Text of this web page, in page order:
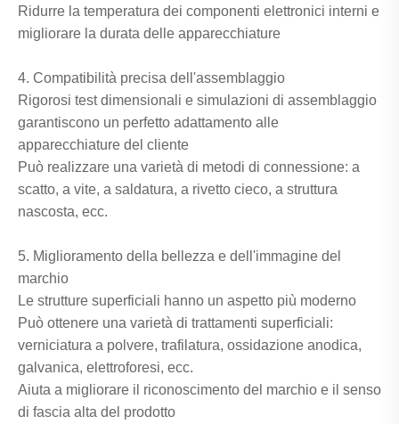
Ridurre la temperatura dei componenti elettronici interni e
migliorare la durata delle apparecchiature
4. Compatibilità precisa dell'assemblaggio
Rigorosi test dimensionali e simulazioni di assemblaggio
garantiscono un perfetto adattamento alle
apparecchiature del cliente
Può realizzare una varietà di metodi di connessione: a
scatto, a vite, a saldatura, a rivetto cieco, a struttura
nascosta, ecc.
5. Miglioramento della bellezza e dell'immagine del
marchio
Le strutture superficiali hanno un aspetto più moderno
Può ottenere una varietà di trattamenti superficiali:
verniciatura a polvere, trafilatura, ossidazione anodica,
galvanica, elettroforesi, ecc.
Aiuta a migliorare il riconoscimento del marchio e il senso
di fascia alta del prodotto